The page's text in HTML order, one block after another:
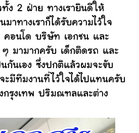
ทั้ง 2 ฝ่าย ทางเรายินดีให้
าทางเราก็ได้รับความไว้ใจ
คอนโด บริษัท เอกชน และ
ๆ มามากครับ เด็กติดรถ และ
กันเอง ซึ่งปกติแล้วผมจะขับ
ะมีทีมงานที่ไว้ใจได้ไปแทนครับ
กรุงเทพ ปริมณฑลและต่าง